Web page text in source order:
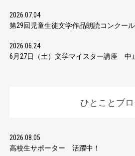
2026.07.04
第29回児童生徒文学作品朗読コンクー
2026.06.24
6月27日（土）文学マイスター講座 中
ひとことブ
2026.08.05
高校生サポーター 活躍中！